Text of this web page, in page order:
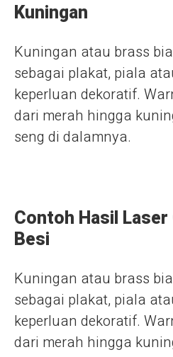
Kuningan
Kuningan atau brass
sebagai plakat, piala
keperluan dekoratif.
dari merah hingga
seng di dalamnya.
Contoh Hasil
Besi
Kuningan atau brass
sebagai plakat, piala
keperluan dekoratif.
dari merah hingga